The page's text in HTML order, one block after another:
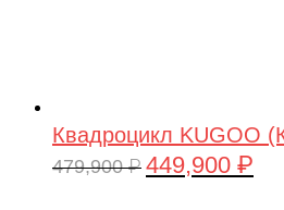
Квадроцикл KUGOO
479,900₽ Первоначальная
449,900 ₽